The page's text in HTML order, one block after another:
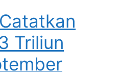
Triliun